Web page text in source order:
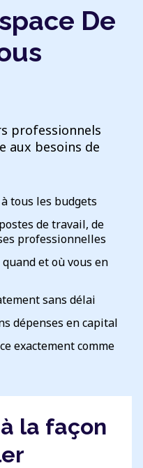
De
professionnels
aux besoins de
tous les budgets
de travail, de
professionnelles
et où vous en
sans délai
dépenses en capital
exactement comme
la façon